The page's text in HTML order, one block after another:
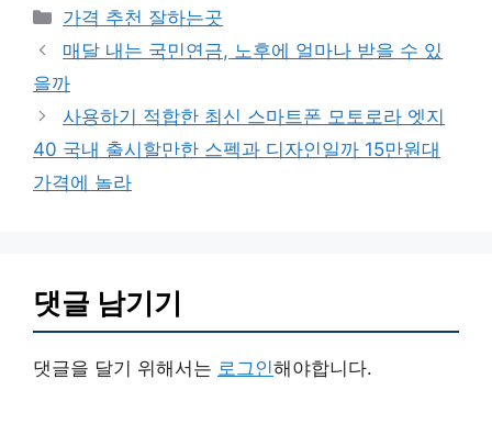
카
테
고
리
가격 추천 잘하는곳
매달 내는 국민연금, 노후에 얼마나 받을 수 있
을까
사용하기 적합한 최신 스마트폰 모토로라 엣지
40 국내 출시할만한 스펙과 디자인일까 15만원대
가격에 놀라
댓글 남기기
댓글을 달기 위해서는 로그인해야합니다.